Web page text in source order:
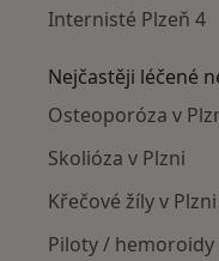
Internisté Plzeň 4
Nejčastěji léčené
Osteoporóza v
Skolióza v Plzni
Křečové žíly v Plzni
Piloty / hemoroidy